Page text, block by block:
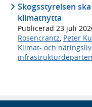
Skogsstyrelsen
klimatnytta
Publicerad 23 juli
Rosencrantz Peter
Klimat- och